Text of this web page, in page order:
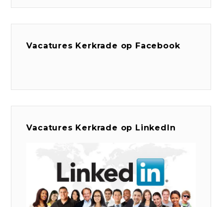
Vacatures Kerkrade op Facebook
Vacatures Kerkrade op LinkedIn